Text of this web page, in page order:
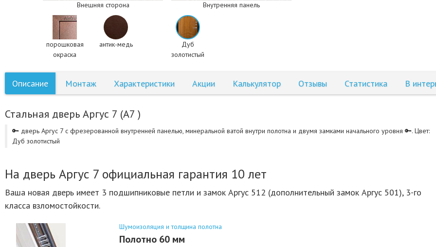
Внешняя сторона Внутренняя панель
порошковая
окраска
антик-медь
Дуб
золотистый
Описание Монтаж Характеристики Акции Калькулятор Отзывы Статистика В
Стальная дверь Аргус 7 (А7 )
🔑 дверь Аргус 7 с фрезерованной внутренней панелью, минеральной ватой внутри полотна и двумя замками начального уровня 🔑. Цвет:
Дуб золотистый
На дверь Аргус 7 официальная гарантия 10 лет
Ваша новая дверь имеет 3 подшипниковые петли и замок Аргус 512 (дополнительный замок Аргус 501), 3-го
класса взломостойкости.
Шумоизоляция и толщина полотна
Полотно 60 мм